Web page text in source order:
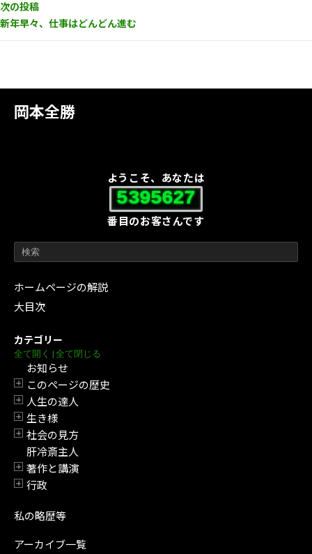
岡本全勝
ようこそ、あなたは
5395627
番目のお客さんです
ホームページの解説
大目次
カテゴリー
全て開く | 全て閉じる
お知らせ
開閉
このページの歴史
開閉
人生の達人
開閉
生き様
開閉
社会の見方
肝冷斎主人
開閉
著作と講演
開閉
行政
私の略歴等
アーカイブ一覧
次の投稿
新年早々、仕事はどんどん進む